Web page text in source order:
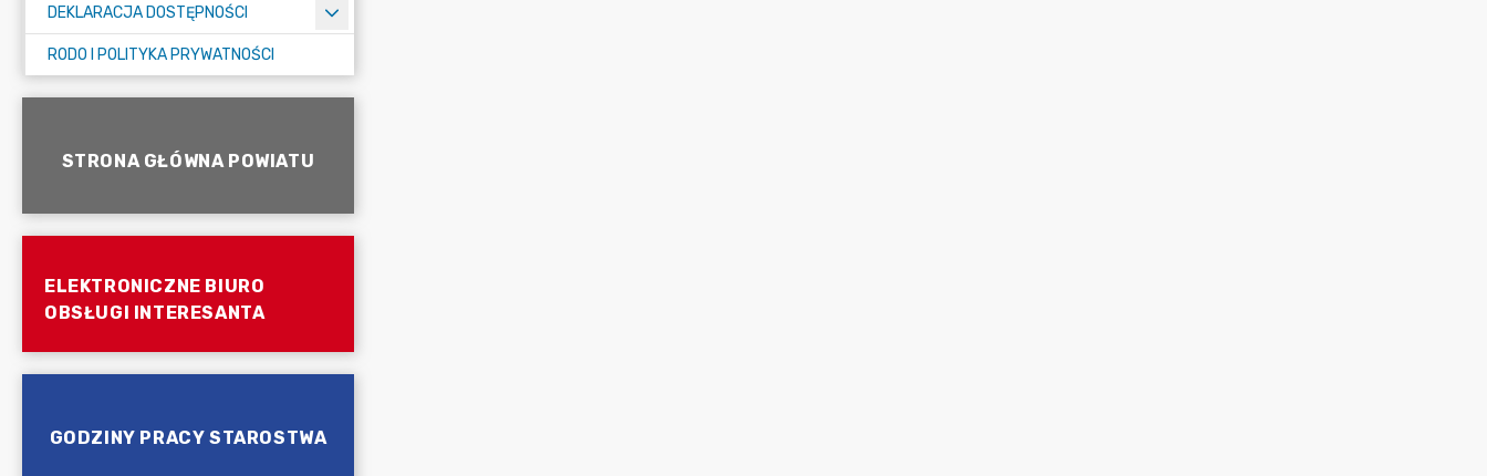
DEKLARACJA DOSTĘPNOŚCI
RODO I POLITYKA PRYWATNOŚCI
STRONA GŁÓWNA POWIATU
ELEKTRONICZNE BIURO
OBSŁUGI INTERESANTA
GODZINY PRACY STAROSTWA